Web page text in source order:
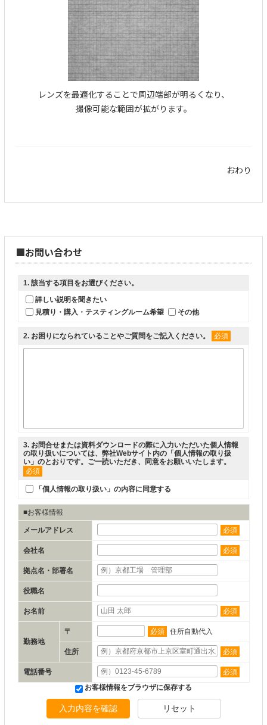
レンズを最適化することで周辺端部が明るくなり、
撮像可能な範囲が拡がります。
おわり
■お問い合わせ
1. 該当する項目をお選びください。
詳しい説明を聞きたい
見積り・購入・テスティングルーム希望
その他
2. お困りになられていることやご質問をご記入ください。 必須
3. お問合せまたは資料ダウンロードの際に入力いただいた個人情報
の取り扱いについては、弊社Webサイト内の「 個人情報の取り扱
い 」のとおりです。ご一読いただき、同意をお願いいたします。
必須
「個人情報の取り扱い」の内容に同意する
■お客様情報
メールアドレス 必須
会社名 必須
拠点名・部署名
役職名
お名前 必須
勤務地
〒 必須 住所自動代入
住所 必須
電話番号
必須
お客様情報をブラウザに保存する
入力内容を確認 リセット